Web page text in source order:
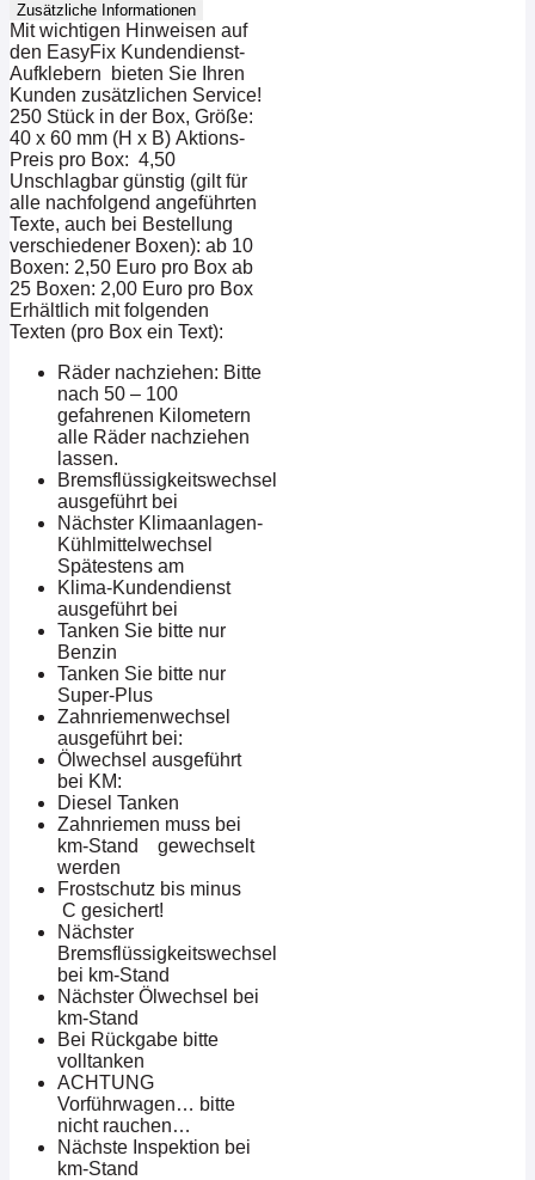
Zusätzliche Informationen
Mit wichtigen Hinweisen auf
den EasyFix Kundendienst-
Aufklebern bieten Sie Ihren
Kunden zusätzlichen Service!
250 Stück in der Box, Größe:
40 x 60 mm (H x B) Aktions-
Preis pro Box: 4,50
Unschlagbar günstig (gilt für
alle nachfolgend angeführten
Texte, auch bei Bestellung
verschiedener Boxen): ab 10
Boxen: 2,50 Euro pro Box ab
25 Boxen: 2,00 Euro pro Box
Erhältlich mit folgenden
Texten (pro Box ein Text):
Räder nachziehen: Bitte
nach 50 – 100
gefahrenen Kilometern
alle Räder nachziehen
lassen.
Bremsflüssigkeitswechsel
ausgeführt bei
Nächster Klimaanlagen-
Kühlmittelwechsel
Spätestens am
Klima-Kundendienst
ausgeführt bei
Tanken Sie bitte nur
Benzin
Tanken Sie bitte nur
Super-Plus
Zahnriemenwechsel
ausgeführt bei:
Ölwechsel ausgeführt
bei KM:
Diesel Tanken
Zahnriemen muss bei
km-Stand gewechselt
werden
Frostschutz bis minus
C gesichert!
Nächster
Bremsflüssigkeitswechsel
bei km-Stand
Nächster Ölwechsel bei
km-Stand
Bei Rückgabe bitte
volltanken
ACHTUNG
Vorführwagen… bitte
nicht rauchen…
Nächste Inspektion bei
km-Stand